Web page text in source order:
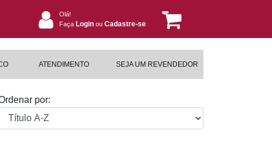
Olá!
Faça Login ou Cadastre-se
ATENDIMENTO SEJA UM REVENDEDOR
por: